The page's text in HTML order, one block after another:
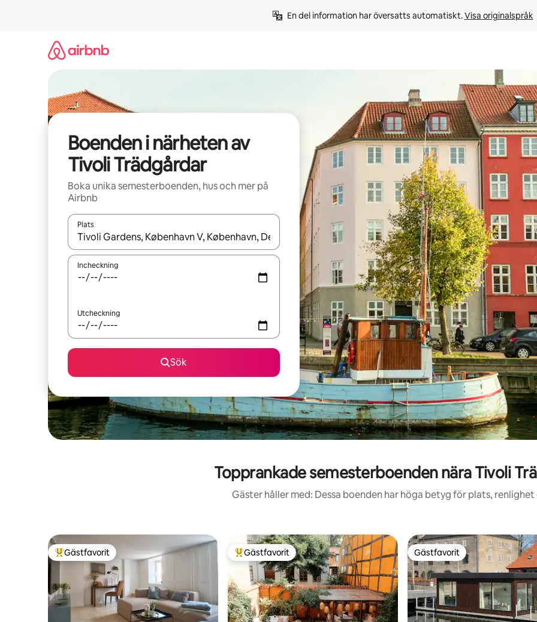
En del information har översatts automatiskt. Visa originalspråk
Boenden i närheten av
Tivoli Trädgårdar
Boka unika semesterboenden, hus och mer på
Airbnb
Plats
När resultaten är tillgängliga kan du navigera med upp- och nedåtpilarna eller utforska genom att trycka eller svepa.
Incheckning
Utcheckning
Sök
Topprankade semesterboenden nära Tivoli
Gäster håller med: Dessa boenden har höga betyg för plats, renlighet
Populär gästfavorit
Gästfavorit Populär gästfavorit
Gästfavorit Gästfavorit
Gästfavorit